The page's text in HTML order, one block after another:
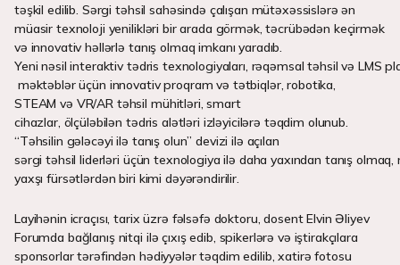
təşkil edilib. Sərgi təhsil sahəsində çalışan mütəxəssislərə ən
müasir texnoloji yenilikləri bir arada görmək, təcrübədən keçirmək
və innovativ həllərlə tanış olmaq imkanı yaradıb.
Yeni nəsil interaktiv tədris texnologiyaları, rəqəmsal təhsil və LMS
məktəblər üçün innovativ proqram və tətbiqlər, robotika,
STEAM və VR/AR təhsil mühitləri, smart
cihazlar, ölçüləbilən tədris alətləri izləyicilərə təqdim olunub.
“Təhsilin gələcəyi ilə tanış olun” devizi ilə açılan
sərgi təhsil liderləri üçün texnologiya ilə daha yaxından tanış
yaxşı fürsətlərdən biri kimi dəyərəndirilir.
Layihənin icraçısı, tarix üzrə fəlsəfə doktoru, dosent Elvin Əliyev
Forumda bağlanış nitqi ilə çıxış edib, spikerlərə və iştirakçılara
sponsorlar tərəfindən hədiyyələr təqdim edilib, xatirə fotosu